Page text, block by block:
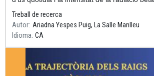
emesa.
Treball de recerca
Autor Ariadna Yespes Puig, La Salle Manlleu
Idioma CA